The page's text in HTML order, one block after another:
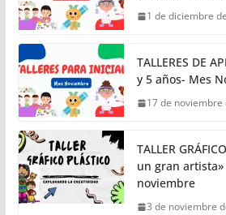
1 de diciembre
TALLERES DE
y 5 años- Mes
17 de noviembre
TALLER
un gran
noviembre
3 de noviembre